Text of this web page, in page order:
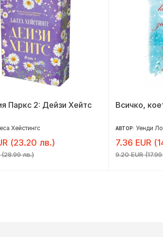
Паркс 2: Дейзи Хейтс
Хейстингс
(23.20 лв.)
(28.99 лв.)
Всичко,
АВТОР: Уенди
7.36 EUR
9.20 EUR